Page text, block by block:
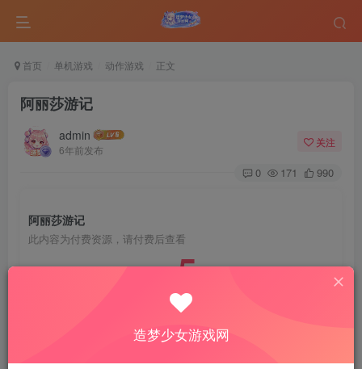
首页 单机游戏 动作游戏 正文
阿丽莎游记
admin
6年前发布
关注
0 171 990
阿丽莎游记
此内容为付费资源，请付费后查看
5
造梦少女游戏网